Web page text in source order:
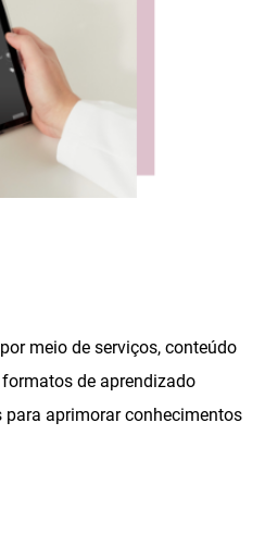
meio de serviços, conteúdo
de aprendizado
aprimorar conhecimentos